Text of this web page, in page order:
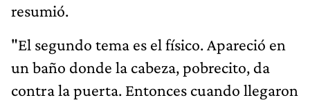
resumió.
"El segundo tema es el físico. Apareció en
un baño donde la cabeza, pobrecito, da
contra la puerta. Entonces cuando llegaron